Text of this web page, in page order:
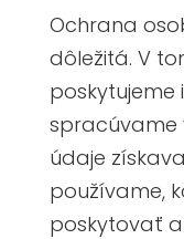
Ochrana
dôležitá. V
poskytujeme
spracúvame
údaje
používame,
poskytovať